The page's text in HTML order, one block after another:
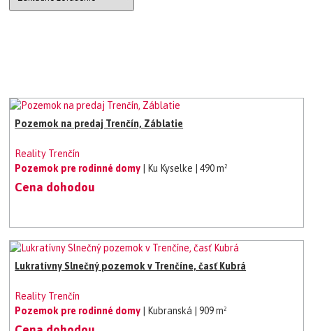
Pozemok na predaj Trenčín, Záblatie
Reality Trenčín
Pozemok pre rodinné domy
| Ku Kyselke | 490 m²
Cena dohodou
Lukratívny Slnečný pozemok v Trenčíne, časť Kubrá
Reality Trenčín
Pozemok pre rodinné domy
| Kubranská | 909 m²